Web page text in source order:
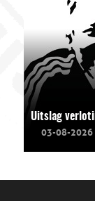
Uitslag
03-08-2026